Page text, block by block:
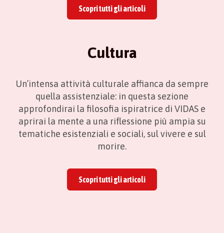
Scopri tutti gli articoli
Cultura
Un’intensa attività culturale affianca da sempre
quella assistenziale: in questa sezione
approfondirai la filosofia ispiratrice di VIDAS e
aprirai la mente a una riflessione più ampia su
tematiche esistenziali e sociali, sul vivere e sul
morire.
Scopri tutti gli articoli